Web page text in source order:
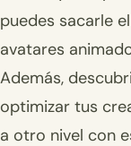
puedes sacarle
avatares
Además,
optimizar tus
a otro nivel con